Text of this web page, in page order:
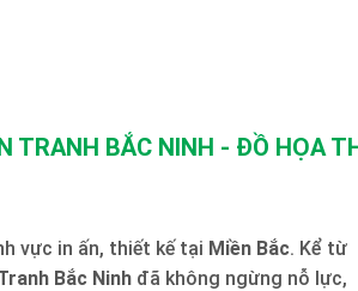
TRANH BẮC NINH - ĐỒ HỌA
vực in ấn, thiết kế tại Miền Bắc. Kể từ
Bắc Ninh đã không ngừng nỗ lực,